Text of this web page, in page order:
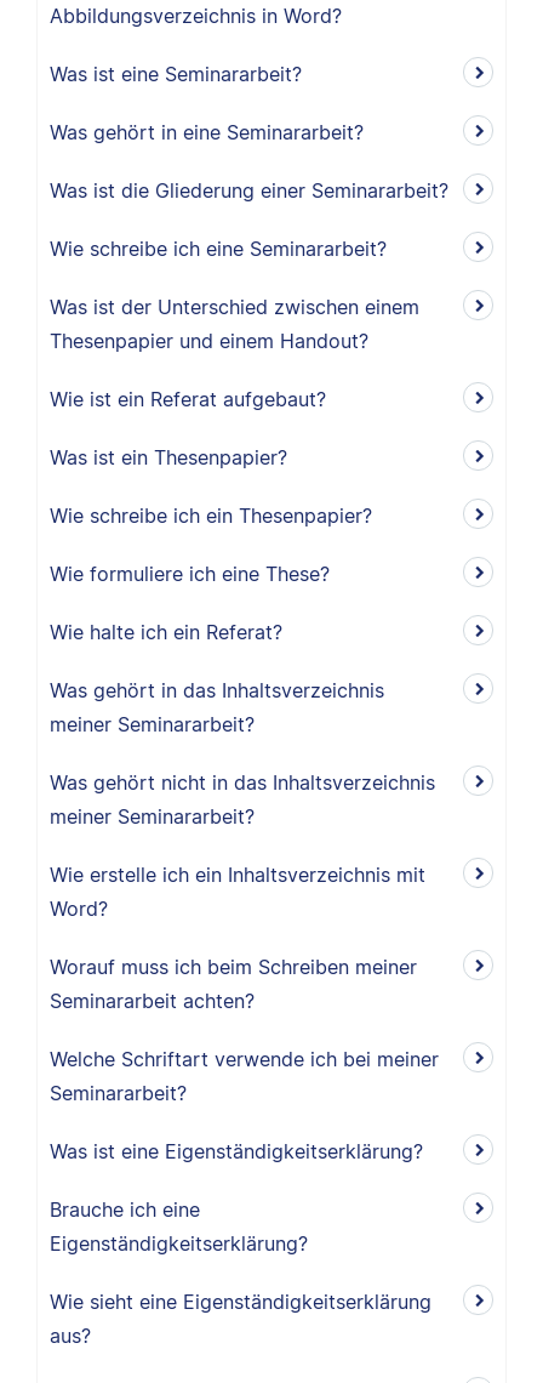
Abbildungsverzeichnis in Word?
Was ist eine Seminararbeit?
Was gehört in eine Seminararbeit?
Was ist die Gliederung einer Seminararbeit?
Wie schreibe ich eine Seminararbeit?
Was ist der Unterschied zwischen einem
Thesenpapier und einem Handout?
Wie ist ein Referat aufgebaut?
Was ist ein Thesenpapier?
Wie schreibe ich ein Thesenpapier?
Wie formuliere ich eine These?
Wie halte ich ein Referat?
Was gehört in das Inhaltsverzeichnis
meiner Seminararbeit?
Was gehört nicht in das Inhaltsverzeichnis
meiner Seminararbeit?
Wie erstelle ich ein Inhaltsverzeichnis mit
Word?
Worauf muss ich beim Schreiben meiner
Seminararbeit achten?
Welche Schriftart verwende ich bei meiner
Seminararbeit?
Was ist eine Eigenständigkeitserklärung?
Brauche ich eine
Eigenständigkeitserklärung?
Wie sieht eine Eigenständigkeitserklärung
aus?